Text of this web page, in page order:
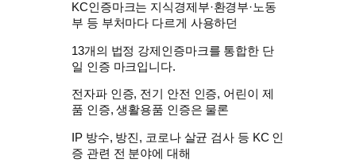
KC인증마크는 지식경제부·환경부·노동
부 등 부처마다 다르게 사용하던
13개의 법정 강제인증마크를 통합한 단
일 인증 마크입니다.
전자파 인증, 전기 안전 인증, 어린이 제
품 인증, 생활용품 인증은 물론
IP 방수, 방진, 코로나 살균 검사 등 KC 인
증 관련 전 분야에 대해